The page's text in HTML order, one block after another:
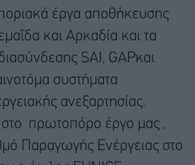
έργα αποθήκευσης
και Αρκαδία και τα
SAI, GAPκαι
συστήματα
ανεξαρτησίας.
στο πρωτοπόρο έργο μας ,
Παραγωγής Ενέργειας στο